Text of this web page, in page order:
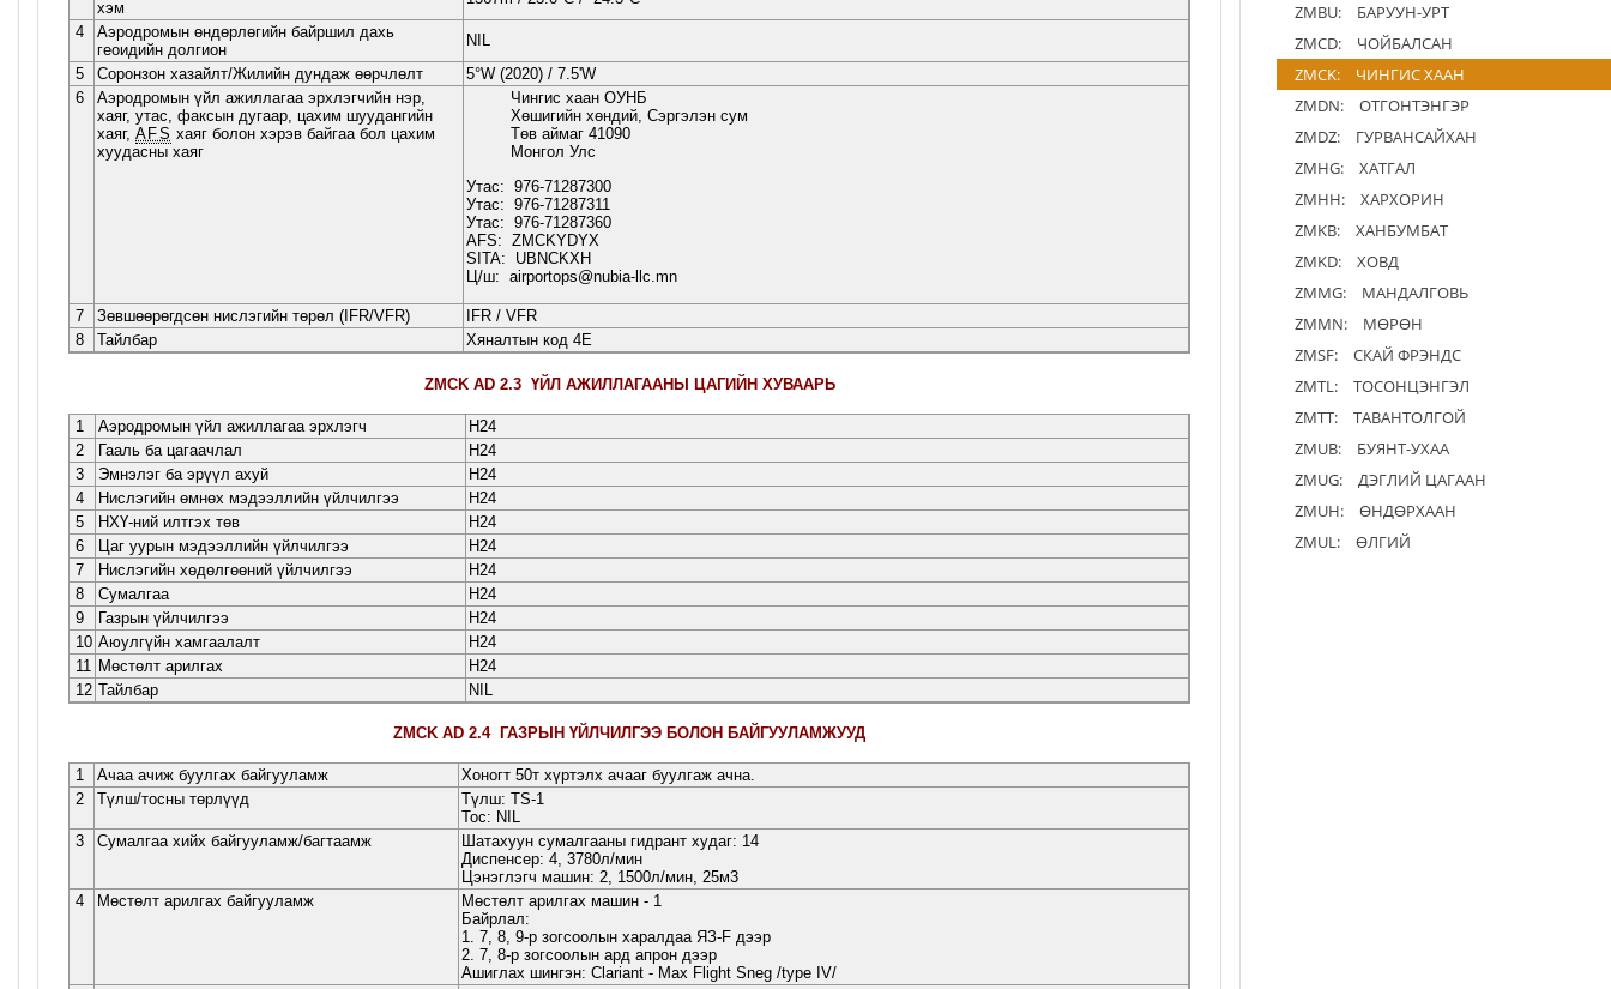
ZMBU:
БАРУУН-УРТ
ZMCD:
ЧОЙБАЛСАН
ZMCK:
ЧИНГИС ХААН
ZMDN:
ОТГОНТЭНГЭР
ZMDZ:
ГУРВАНСАЙХАН
ZMHG:
ХАТГАЛ
ZMHH:
ХАРХОРИН
ZMKB:
ХАНБУМБАТ
ZMKD:
ХОВД
ZMMG:
МАНДАЛГОВЬ
ZMMN:
МӨРӨН
ZMSF:
СКАЙ ФРЭНДС
ZMTL:
ТОСОНЦЭНГЭЛ
ZMTT:
ТАВАНТОЛГОЙ
ZMUB:
БУЯНТ-УХАА
ZMUG:
ДЭГЛИЙ ЦАГААН
ZMUH:
ӨНДӨРХААН
ZMUL:
ӨЛГИЙ